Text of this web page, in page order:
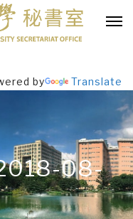
by Translate
08-